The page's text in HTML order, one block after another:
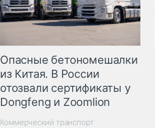
Опасные бетономешалки
из Китая. В России
отозвали сертификаты у
Dongfeng и Zoomlion
Коммерческий транспорт